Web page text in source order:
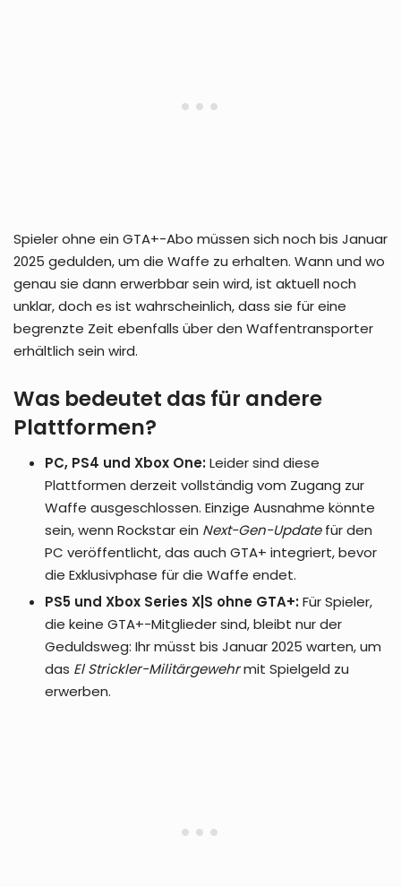
Spieler ohne ein GTA+-Abo müssen sich noch bis Januar
2025 gedulden, um die Waffe zu erhalten. Wann und wo
genau sie dann erwerbbar sein wird, ist aktuell noch
unklar, doch es ist wahrscheinlich, dass sie für eine
begrenzte Zeit ebenfalls über den Waffentransporter
erhältlich sein wird.
Was bedeutet das für andere
Plattformen?
PC, PS4 und Xbox One:Leider sind diese
Plattformen derzeit vollständig vom Zugang zur
Waffe ausgeschlossen. Einzige Ausnahme könnte
sein, wenn Rockstar ein Next-Gen-Updatefür den
PC veröffentlicht, das auch GTA+ integriert, bevor
die Exklusivphase für die Waffe endet.
PS5 und Xbox Series X|S ohne GTA+:Für Spieler,
die keine GTA+-Mitglieder sind, bleibt nur der
Geduldsweg: Ihr müsst bis Januar 2025 warten, um
das El Strickler-Militärgewehrmit Spielgeld zu
erwerben.